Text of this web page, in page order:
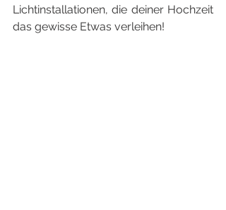
Lichtinstallationen, die deiner Hochzeit
das gewisse Etwas verleihen!